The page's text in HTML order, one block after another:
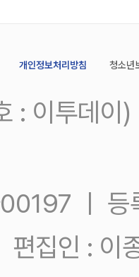
개인정보처리방침 청소년
: 이투데
00197 ㅣ
편집인 : 이